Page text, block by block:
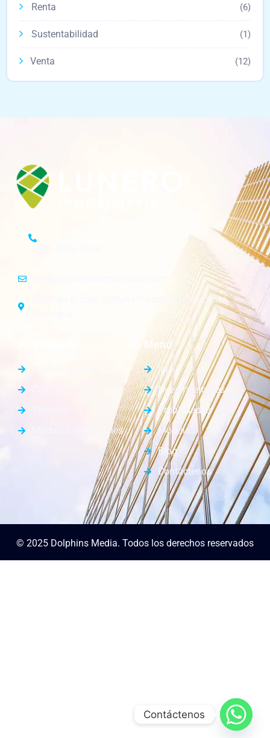
Renta (6)
Sustentabilidad (1)
Venta (12)
Altamira D´Este, SINSA Proyectos 1c. al Oeste.
Módulos comerciales
Menú
Inicio
Nuestra empresa
Propiedades
Módulos
Blog
Contáctenos
© 2025 Dolphins Media. Todos los derechos reservados
Contáctenos